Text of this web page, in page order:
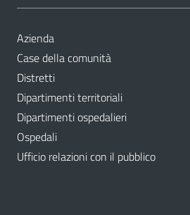
Azienda
Case della comunità
Distretti
Dipartimenti territoriali
Dipartimenti ospedalieri
Ospedali
Ufficio relazioni con il pubblico